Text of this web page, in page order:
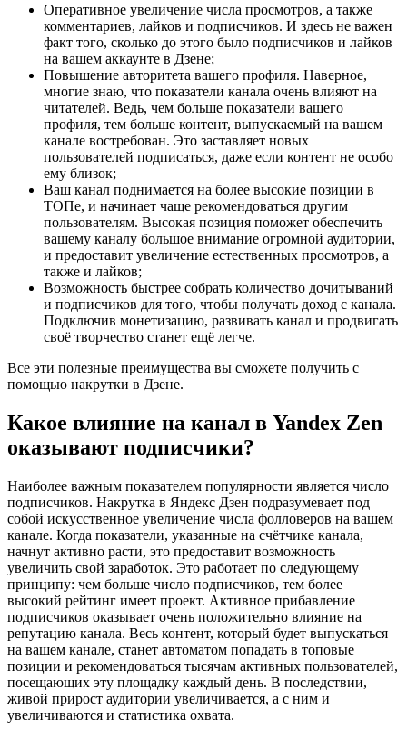
Оперативное увеличение числа просмотров, а также
комментариев, лайков и подписчиков. И здесь не важен
факт того, сколько до этого было подписчиков и лайков
на вашем аккаунте в Дзене;
Повышение авторитета вашего профиля. Наверное,
многие знаю, что показатели канала очень влияют на
читателей. Ведь, чем больше показатели вашего
профиля, тем больше контент, выпускаемый на вашем
канале востребован. Это заставляет новых
пользователей подписаться, даже если контент не особо
ему близок;
Ваш канал поднимается на более высокие позиции в
ТОПе, и начинает чаще рекомендоваться другим
пользователям. Высокая позиция поможет обеспечить
вашему каналу большое внимание огромной аудитории,
и предоставит увеличение естественных просмотров, а
также и лайков;
Возможность быстрее собрать количество дочитываний
и подписчиков для того, чтобы получать доход с канала.
Подключив монетизацию, развивать канал и продвигать
своё творчество станет ещё легче.
Все эти полезные преимущества вы сможете получить с
помощью накрутки в Дзене.
Какое влияние на канал в Yandex Zen
оказывают подписчики?
Наиболее важным показателем популярности является число
подписчиков. Накрутка в Яндекс Дзен подразумевает под
собой искусственное увеличение числа фолловеров на вашем
канале. Когда показатели, указанные на счётчике канала,
начнут активно расти, это предоставит возможность
увеличить свой заработок. Это работает по следующему
принципу: чем больше число подписчиков, тем более
высокий рейтинг имеет проект. Активное прибавление
подписчиков оказывает очень положительно влияние на
репутацию канала. Весь контент, который будет выпускаться
на вашем канале, станет автоматом попадать в топовые
позиции и рекомендоваться тысячам активных пользователей,
посещающих эту площадку каждый день. В последствии,
живой прирост аудитории увеличивается, а с ним и
увеличиваются и статистика охвата.